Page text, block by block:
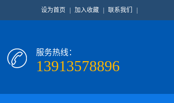
设为首页 加入收藏 联系我们
服务热线：
13913578896